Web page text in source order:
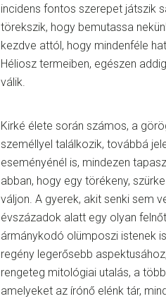
incidens fontos szerepet játszik
törekszik, hogy bemutassa
kezdve attól, hogy mindenféle
Héliosz termeiben, egészen
válik.
Kirké élete során számos, a
személlyel találkozik, továbbá
eseményénél is, mindezen
abban, hogy egy törékeny,
váljon. A gyerek, akit senki sem
évszázadok alatt egy olyan
ármánykodó olümposzi istenek
regény legerősebb
rengeteg mitológiai utalás, a
amelyeket az írónő elénk tár,